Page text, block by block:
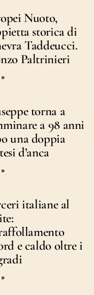
Nuoto,
storica di
Taddeucci.
Paltrinieri
torna a
a 98 anni
una doppia
d’anca
italiane al
e caldo oltre i